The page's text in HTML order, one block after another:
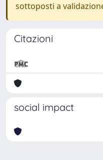
sottoposti a
Citazioni
social impact